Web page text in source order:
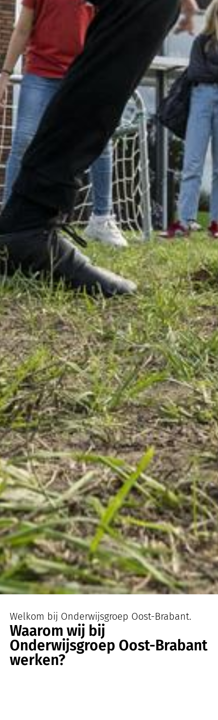
Welkom bij Onderwijsgroep Oost-Brabant.
Waarom wij bij
Onderwijsgroep Oost-Brabant
werken?